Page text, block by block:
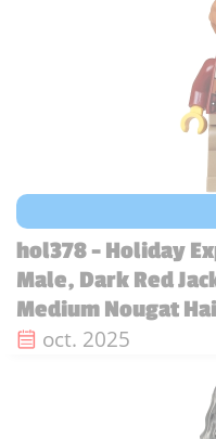
hol378 - Holiday
Male, Dark Red
Medium Nougat
Date de sortie :
oct. 2025